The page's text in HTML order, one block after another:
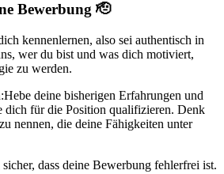
Bewerbung 🫡
kennenlernen, also sei authentisch in
wer du bist und was dich motiviert,
zu werden.
Hebe deine bisherigen Erfahrungen und
dich für die Position qualifizieren. Denk
nennen, die deine Fähigkeiten unter
sicher, dass deine Bewerbung fehlerfrei ist.